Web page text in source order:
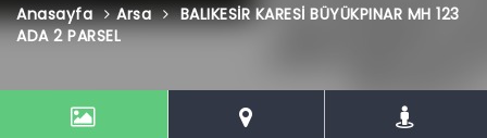
Anasayfa Arsa
BALIKESİR KARESİ BÜYÜKPINAR MH 123
ADA 2 PARSEL